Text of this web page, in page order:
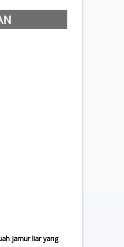
jamur liar yang